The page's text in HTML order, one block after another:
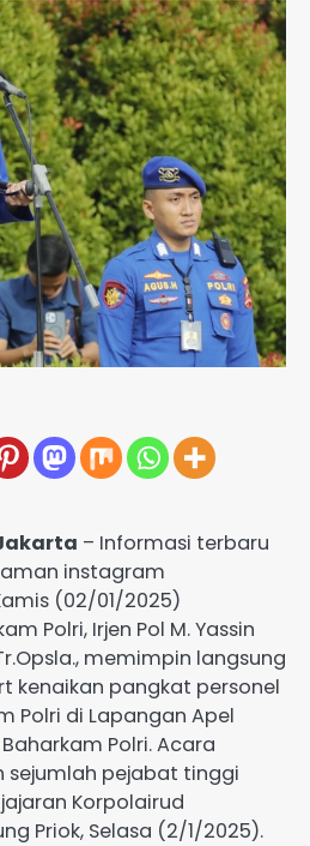
– Informasi terbaru
instagram
(02/01/2025)
Polri, Irjen Pol M. Yassin
memimpin langsung
kenaikan pangkat personel
Polri di Lapangan Apel
Polri. Acara
sejumlah pejabat tinggi
Korpolairud
Priok, Selasa (2/1/2025).